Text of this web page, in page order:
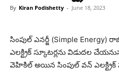
By Kiran Podishetty - June 18, 2023
సింపుల్ ఎనర్జీ (Simple
ఎలక్ట్రిక్ స్కూటర్లను విడుదల
వెహికిల్ అయిన సింపుల్ వన్ ఎలక్ట్రిక్